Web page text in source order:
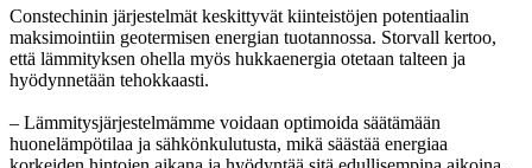
Constechinin järjestelmät keskittyvät kiinteistöjen potentiaalin
maksimointiin geotermisen energian tuotannossa. Storvall kertoo,
että lämmityksen ohella myös hukkaenergia otetaan talteen ja
hyödynnetään tehokkaasti.
– Lämmitysjärjestelmämme voidaan optimoida säätämään
huonelämpötilaa ja sähkönkulutusta, mikä säästää energiaa